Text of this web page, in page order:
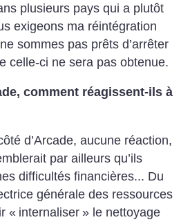
plusieurs pays qui a plutôt
exigeons ma réintégration
sommes pas prêts d’arrêter
celle-ci ne sera pas obtenue.
comment réagissent-ils à
d’Arcade, aucune réaction,
par ailleurs qu’ils
difficultés financières... Du
générale des ressources
« internaliser » le nettoyage